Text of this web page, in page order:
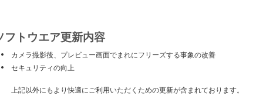
フトウエア更新内容
カメラ撮影後、プレビュー画面でまれにフリーズする事象の改善
セキュリティの向上
上記以外にもより快適にご利用いただくための更新が含まれております。